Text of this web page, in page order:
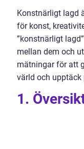
Konstnärligt lagd
för konst,
”konstnärligt
mellan dem och
mätningar för att
värld och
1.